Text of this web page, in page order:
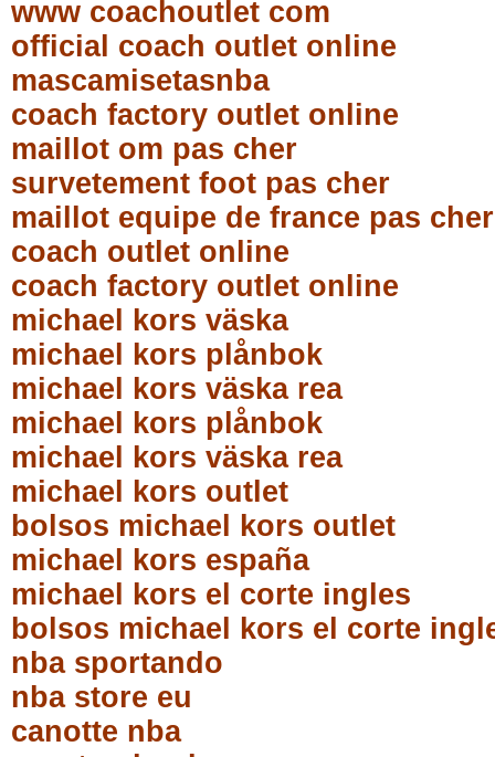
www coachoutlet com
official coach outlet online
mascamisetasnba
coach factory outlet online
maillot om pas cher
survetement foot pas cher
maillot equipe de france pas cher
coach outlet online
coach factory outlet online
michael kors väska
michael kors plånbok
michael kors väska rea
michael kors plånbok
michael kors väska rea
michael kors outlet
bolsos michael kors outlet
michael kors españa
michael kors el corte ingles
bolsos michael kors el corte
nba sportando
nba store eu
canotte nba